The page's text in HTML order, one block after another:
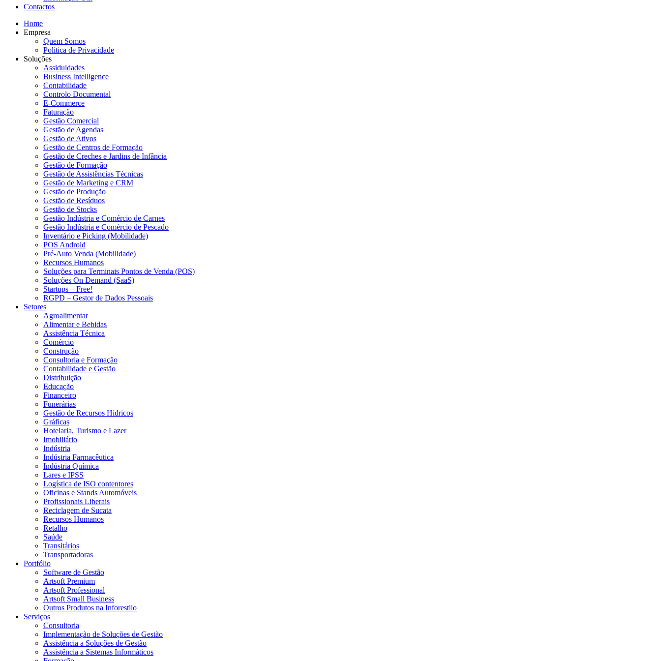
Contactos
Home
Empresa
Quem Somos
Política de Privacidade
Soluções
Assiduidades
Business Intelligence
Contabilidade
Controlo Documental
E-Commerce
Faturação
Gestão Comercial
Gestão de Agendas
Gestão de Ativos
Gestão de Centros de Formação
Gestão de Creches e Jardins de Infância
Gestão de Formação
Gestão de Assistências Técnicas
Gestão de Marketing e CRM
Gestão de Produção
Gestão de Resíduos
Gestão de Stocks
Gestão Indústria e Comércio de Carnes
Gestão Indústria e Comércio de Pescado
Inventário e Picking (Mobilidade)
POS Android
Pré-Auto Venda (Mobilidade)
Recursos Humanos
Soluções para Terminais Pontos de Venda (POS)
Soluções On Demand (SaaS)
Startups – Free!
RGPD – Gestor de Dados Pessoais
Setores
Agroalimentar
Alimentar e Bebidas
Assistência Técnica
Comércio
Construção
Consultoria e Formação
Contabilidade e Gestão
Distribuição
Educação
Financeiro
Funerárias
Gestão de Recursos Hídricos
Gráficas
Hotelaria, Turismo e Lazer
Imobiliário
Indústria
Indústria Farmacêutica
Indústria Química
Lares e IPSS
Logística de ISO contentores
Oficinas e Stands Automóveis
Profissionais Liberais
Reciclagem de Sucata
Recursos Humanos
Retalho
Saúde
Transitários
Transportadoras
Portfólio
Software de Gestão
Artsoft Premium
Artsoft Professional
Artsoft Small Business
Outros Produtos na Inforestilo
Serviços
Consultoria
Implementação de Soluções de Gestão
Assistência a Soluções de Gestão
Assistência a Sistemas Informáticos